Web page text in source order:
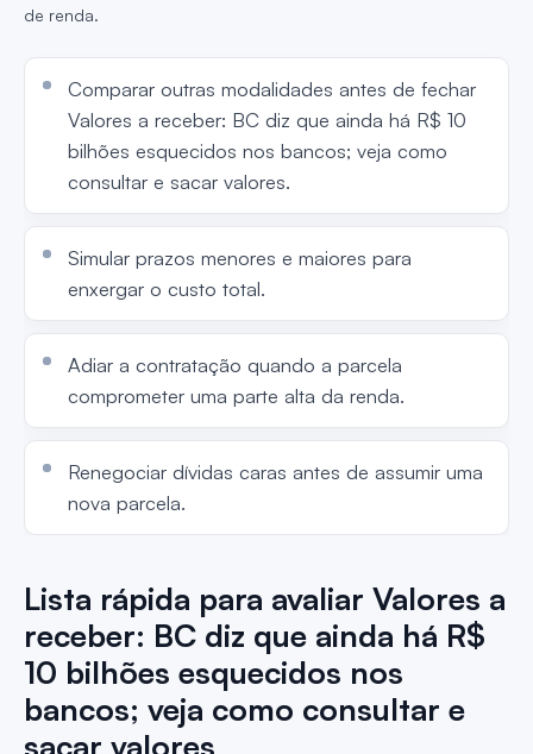
de renda.
Comparar outras modalidades antes de fechar
Valores a receber: BC diz que ainda há R$ 10
bilhões esquecidos nos bancos; veja como
consultar e sacar valores.
Simular prazos menores e maiores para
enxergar o custo total.
Adiar a contratação quando a parcela
comprometer uma parte alta da renda.
Renegociar dívidas caras antes de assumir uma
nova parcela.
Lista rápida para avaliar Valores a
receber: BC diz que ainda há R$
10 bilhões esquecidos nos
bancos; veja como consultar e
sacar valores